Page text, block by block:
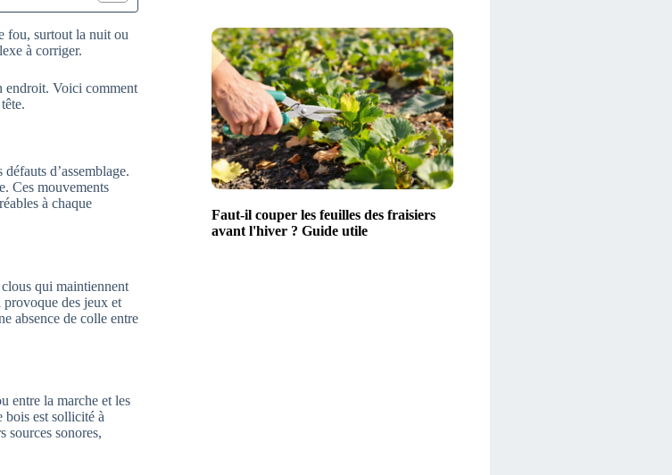
fou, surtout la nuit ou
à corriger.
endroit. Voici comment
d’assemblage.
Ces mouvements
à chaque
qui maintiennent
provoque des jeux et
absence de colle entre
entre la marche et les
bois est sollicité à
sources sonores,
Faut-il couper les feuilles des fraisiers
avant l'hiver ? Guide utile